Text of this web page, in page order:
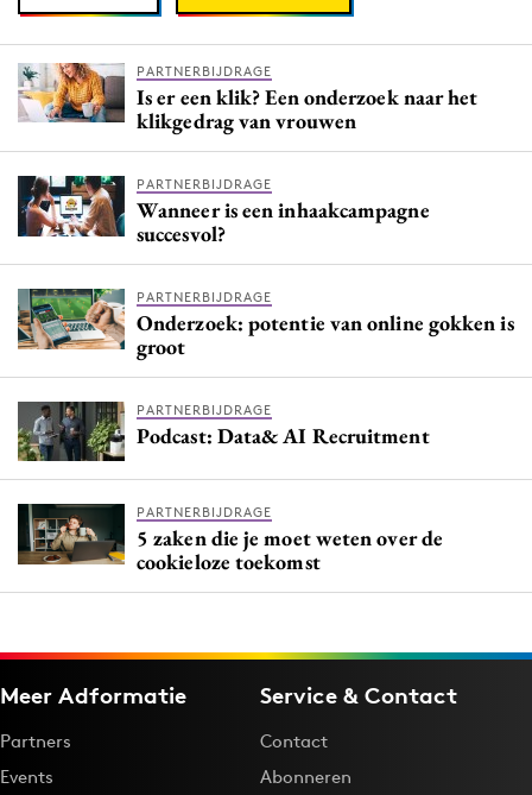
PARTNERBIJDRAGE
Is er een klik? Een onderzoek naar het
klikgedrag van vrouwen
PARTNERBIJDRAGE
Wanneer is een inhaakcampagne
succesvol?
PARTNERBIJDRAGE
Onderzoek: potentie van online gokken is
groot
PARTNERBIJDRAGE
Podcast: Data& AI Recruitment
PARTNERBIJDRAGE
5 zaken die je moet weten over de
cookieloze toekomst
Meer Adformatie
Partners
Events
Service & Contact
Contact
Abonneren